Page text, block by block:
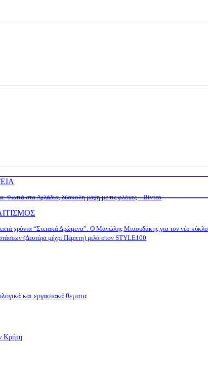
Φωτιά στα Αχλάδια, δύσκολη μάχη με τις φλόγες – Βίντεο
χρόνια “Στειακά Δρώμενα”: Ο Μανώλης Μιαουδάκης για τον νέο κύκλο
(Δευτέρα μέχρι Πέμπτη) μιλά στον STYLE100
και εργασιακά θεματα
Κρήτη